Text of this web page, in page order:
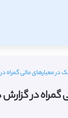
معیارهای مالی گمراه در
در گزارش های